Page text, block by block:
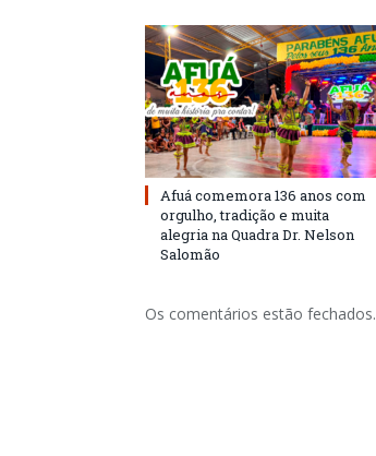
Afuá comemora 136 anos com
orgulho, tradição e muita
alegria na Quadra Dr. Nelson
Salomão
Os comentários estão fechados.